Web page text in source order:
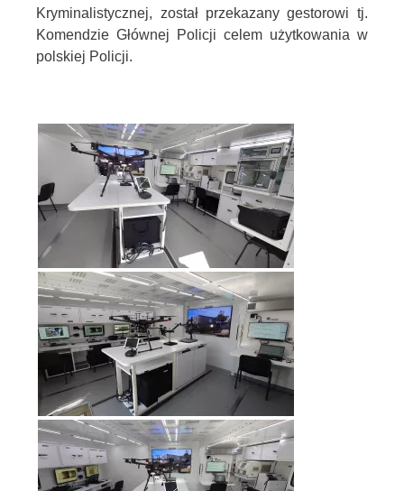
Kryminalistycznej, został przekazany gestorowi tj.
Komendzie Głównej Policji celem użytkowania w
polskiej Policji.